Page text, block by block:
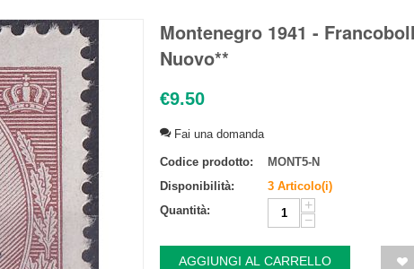
Montenegro 1941 -
Nuovo**
€9.50
Fai una domanda
Codice prodotto:
MONT5-N
Disponibilità:
3 Articolo(i)
Quantità:
+
−
AGGIUNGI AL CARRELLO